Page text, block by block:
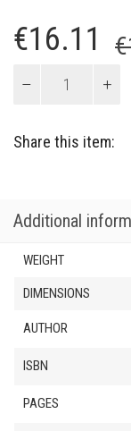
€
€16.11
χρηματιστηρίου:
Ίντριγκες
στο
Άμστερνταμ
17ου
αιώνα
Share this item:
Additional
WEIGHT
DIMENSIONS
AUTHOR
ISBN
PAGES